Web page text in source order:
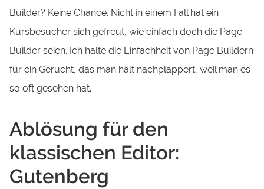
Builder? Keine Chance. Nicht in einem Fall hat ein
Kursbesucher sich gefreut, wie einfach doch die Page
Builder seien. Ich halte die Einfachheit von Page Buildern
für ein Gerücht, das man halt nachplappert, weil man es
so oft gesehen hat.
Ablösung für den
klassischen Editor:
Gutenberg